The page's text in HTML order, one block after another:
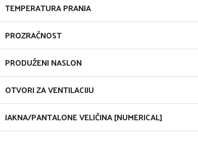
TEMPERATURA PRANJA
PROZRAČNOST
PRODUŽENI NASLON
OTVORI ZA VENTILACIJU
JAKNA/PANTALONE VELIČINA [NUMERICAL]